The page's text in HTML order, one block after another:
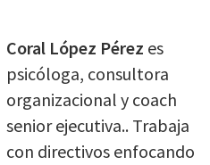
Coral López Pérez es
psicóloga, consultora
organizacional y coach
senior ejecutiva.. Trabaja
con directivos enfocando